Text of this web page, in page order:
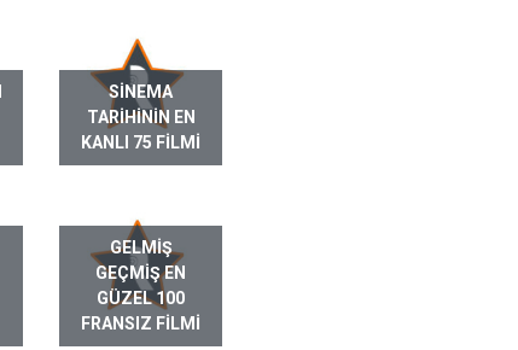
SINEMA
TARIHININ EN
KANLI 75 FILMI
GELMIŞ
GEÇMIŞ EN
GÜZEL 100
FRANSIZ FILMI